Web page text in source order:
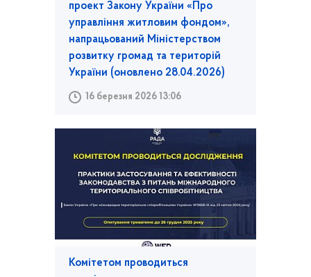
проект Закону України «Про
управління житловим фондом»,
напрацьований Міністерством
розвитку громад та територій
України (оновлено 28.04.2026)
16 березня 2026 13:06
Комітетом проводиться